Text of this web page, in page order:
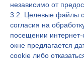
независимо от
3.2. Целевые файлы
согласия на
посещении
окне предлагается
cookie либо